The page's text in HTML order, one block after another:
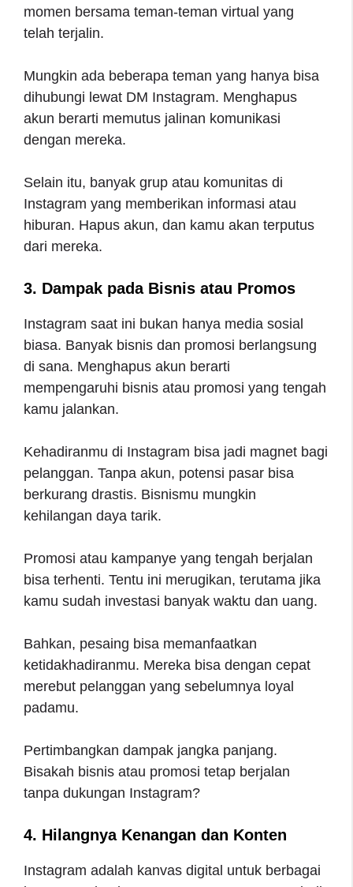
momen bersama teman-teman virtual yang
telah terjalin.
Mungkin ada beberapa teman yang hanya bisa
dihubungi lewat DM Instagram. Menghapus
akun berarti memutus jalinan komunikasi
dengan mereka.
Selain itu, banyak grup atau komunitas di
Instagram yang memberikan informasi atau
hiburan. Hapus akun, dan kamu akan terputus
dari mereka.
3. Dampak pada Bisnis atau Promos
Instagram saat ini bukan hanya media sosial
biasa. Banyak bisnis dan promosi berlangsung
di sana. Menghapus akun berarti
mempengaruhi bisnis atau promosi yang tengah
kamu jalankan.
Kehadiranmu di Instagram bisa jadi magnet bagi
pelanggan. Tanpa akun, potensi pasar bisa
berkurang drastis. Bisnismu mungkin
kehilangan daya tarik.
Promosi atau kampanye yang tengah berjalan
bisa terhenti. Tentu ini merugikan, terutama jika
kamu sudah investasi banyak waktu dan uang.
Bahkan, pesaing bisa memanfaatkan
ketidakhadiranmu. Mereka bisa dengan cepat
merebut pelanggan yang sebelumnya loyal
padamu.
Pertimbangkan dampak jangka panjang.
Bisakah bisnis atau promosi tetap berjalan
tanpa dukungan Instagram?
4. Hilangnya Kenangan dan Konten
Instagram adalah kanvas digital untuk berbagai